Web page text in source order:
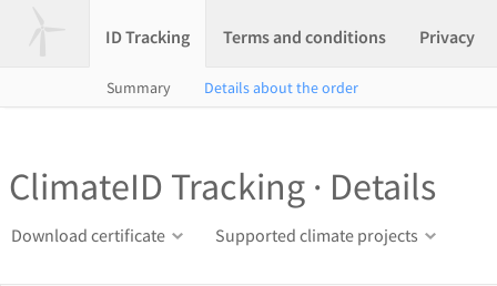
ID Tracking Terms and conditions Privacy
Summary Details about the order
ClimateID Tracking · Details
Download certificate Supported climate projects